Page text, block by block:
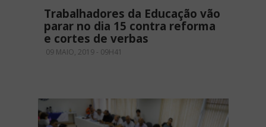
Trabalhadores da Educação vão
parar no dia 15 contra reforma
e cortes de verbas
09 MAIO, 2019 - 09H41